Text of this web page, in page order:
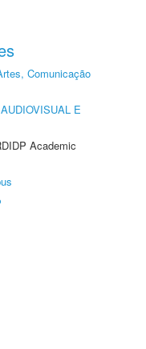
Comunicação
E
Academic